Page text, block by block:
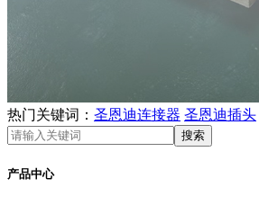
热门关键词： 圣恩迪连接器 圣恩迪插头
产品中心